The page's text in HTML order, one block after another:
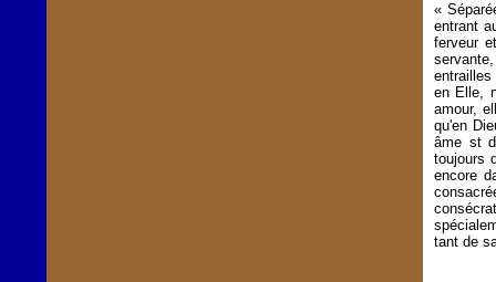
«
entrant
ferveur
entrailles
en Elle,
amour,
qu'en
âme st
toujours
encore
tant de